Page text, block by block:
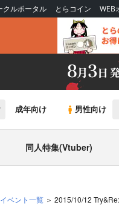
クルポータル とらコイン WEB
成年向け 男性向け
同人特集(Vtuber)
ベント一覧 2015/10/12